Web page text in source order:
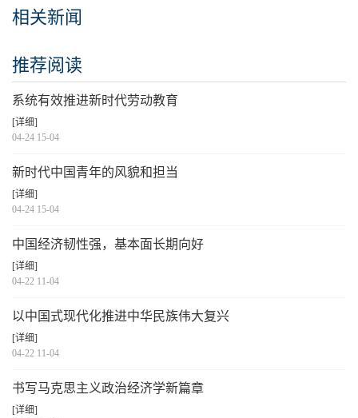
相关新闻
推荐阅读
系统有效推进新时代劳动教育
[详细]
04-24 15-04
新时代中国青年的风貌和担当
[详细]
04-24 15-04
中国经济韧性强，基本面长期向好
[详细]
04-22 11-04
以中国式现代化推进中华民族伟大复兴
[详细]
04-22 11-04
书写马克思主义政治经济学新篇章
[详细]